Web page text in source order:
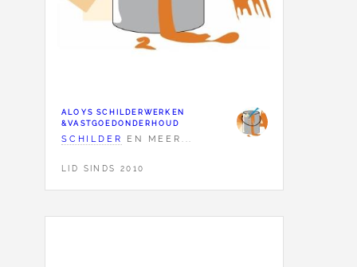
ALOYS SCHILDERWERKEN
&VASTGOEDONDERHOUD
SCHILDER EN MEER...
LID SINDS 2010